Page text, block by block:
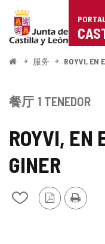
Portal
de
Turismo
Castilla
León
开
服务 ROYVI, EN
ROYVI, EN
GINER
从
PDF
版
打
印
餐厅 1 TENEDOR